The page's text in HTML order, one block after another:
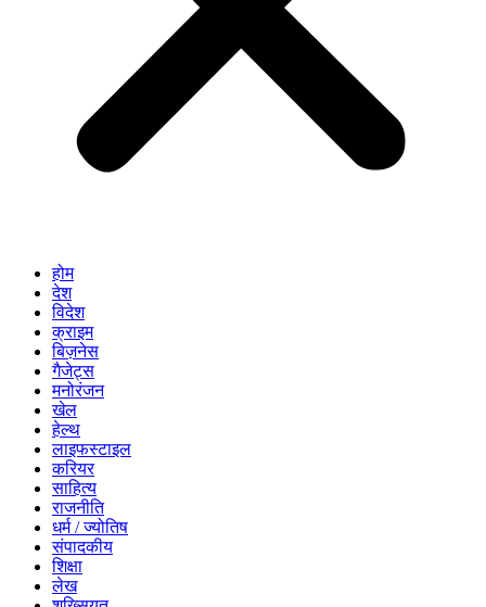
होम
देश
विदेश
क्राइम
बिज़नेस
गैजेट्स
मनोरंजन
खेल
हेल्थ
लाइफस्टाइल
करियर
साहित्य
राजनीति
धर्म / ज्योतिष
संपादकीय
शिक्षा
लेख